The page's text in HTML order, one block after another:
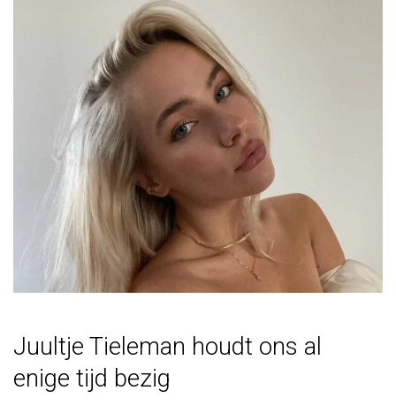
Juultje Tieleman houdt ons al
enige tijd bezig